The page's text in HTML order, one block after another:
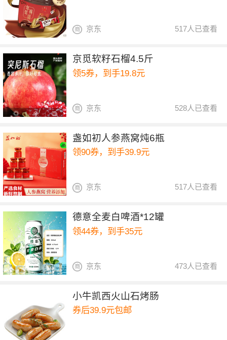
517人已查看
京东
京觅软籽石榴4.5斤
领5券，到手19.8元
528人已查看
京东
盏如初人参燕窝炖6瓶
领90券，到手39.9元
517人已查看
京东
德意全麦白啤酒*12罐
领44券，到手35元
473人已查看
京东
小牛凯西火山石烤肠
券后39.9元包邮